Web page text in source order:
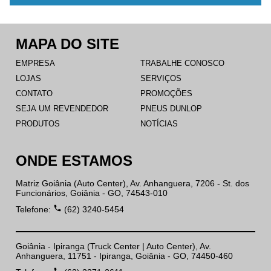
ONDE ESTAMOS
Matriz Goiânia (Auto Center), Av. Anhanguera, 7206 - St. dos
Funcionários, Goiânia - GO, 74543-010
Telefone: phone (62) 3240-5454
Goiânia - Ipiranga (Truck Center | Auto Center), Av.
Anhanguera, 11751 - Ipiranga, Goiânia - GO, 74450-460
MAPA DO SITE
EMPRESA
LOJAS
CONTATO
SEJA UM REVENDEDOR
PRODUTOS
TRABALHE CONOSCO
SERVIÇOS
PROMOÇÕES
PNEUS DUNLOP
NOTÍCIAS